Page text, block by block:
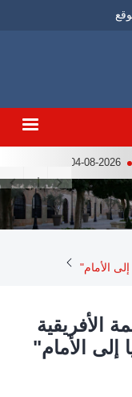
04-08-2026
الأمام"
الأفريقية
إلى الأمام"